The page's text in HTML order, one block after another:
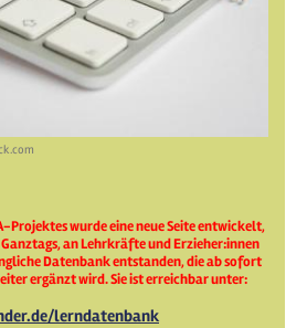
Projektes wurde eine neue Seite entwickelt,
an Lehrkräfte und Erzieher:innen
Datenbank entstanden, die ab sofort
ergänzt wird. Sie ist erreichbar unter:
lerndatenbank